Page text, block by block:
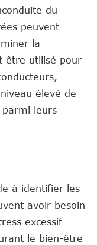
du
peuvent
la
être utilisé pour
élevé de
parmi leurs
à identifier les
avoir besoin
excessif
le bien-être